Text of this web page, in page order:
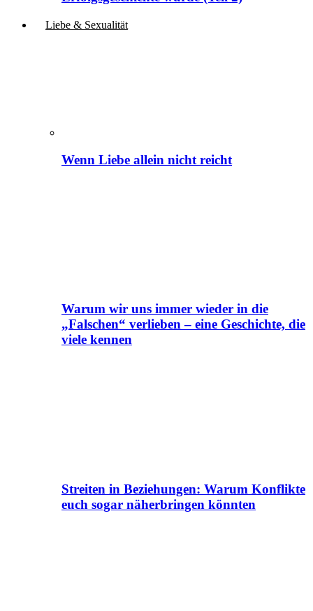
Liebe & Sexualität
Wenn Liebe allein nicht reicht
Warum wir uns immer wieder in die
„Falschen“ verlieben – eine Geschichte, die
viele kennen
Streiten in Beziehungen: Warum Konflikte
euch sogar näherbringen könnten